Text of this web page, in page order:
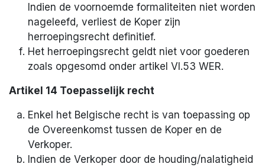
Indien de voornoemde formaliteiten niet worden
nageleefd, verliest de Koper zijn
herroepingsrecht definitief.
Het herroepingsrecht geldt niet voor goederen
zoals opgesomd onder artikel VI.53 WER.
Artikel 14 Toepasselijk recht
Enkel het Belgische recht is van toepassing op
de Overeenkomst tussen de Koper en de
Verkoper.
Indien de Verkoper door de houding/nalatigheid